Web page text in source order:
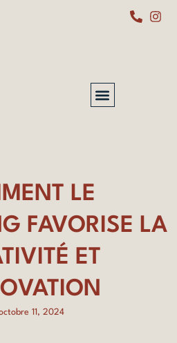
LE
FAVORISE LA
ET
11, 2024